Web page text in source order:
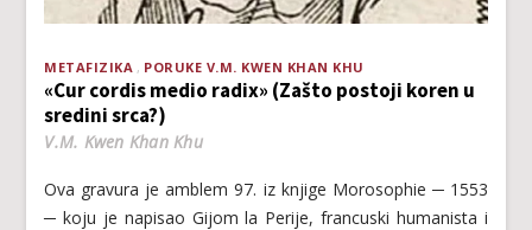
METAFIZIKA PORUKE V.M. KWEN KHAN KHU
«Cur cordis medio radix» (Zašto postoji koren u
sredini srca?)
V.M. Kwen Khan Khu
Ova gravura je amblem 97. iz knjige Morosophie ─ 1553
─ koju je napisao Gijom la Perije, francuski humanista i